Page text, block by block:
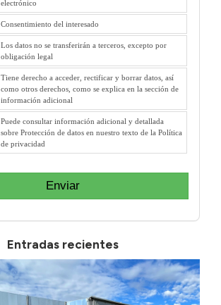
electrónico
Consentimiento del interesado
Los datos no se transferirán a terceros, excepto por
obligación legal
Tiene derecho a acceder, rectificar y borrar datos, así
como otros derechos, como se explica en la sección de
información adicional
Puede consultar información adicional y detallada
sobre Protección de datos en nuestro texto de la Política
de privacidad
Enviar
Entradas recientes